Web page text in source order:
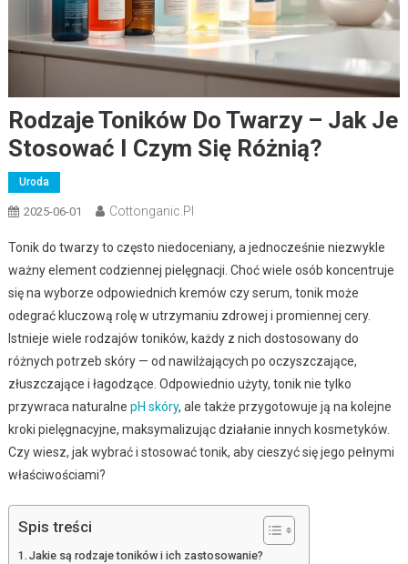
Rodzaje Toników Do Twarzy – Jak Je
Stosować I Czym Się Różnią?
Uroda
2025-06-01 Cottonganic.pl
Tonik do twarzy to często niedoceniany, a jednocześnie niezwykle
ważny element codziennej pielęgnacji. Choć wiele osób koncentruje
się na wyborze odpowiednich kremów czy serum, tonik może
odegrać kluczową rolę w utrzymaniu zdrowej i promiennej cery.
Istnieje wiele rodzajów toników, każdy z nich dostosowany do
różnych potrzeb skóry — od nawilżających po oczyszczające,
złuszczające i łagodzące. Odpowiednio użyty, tonik nie tylko
przywraca naturalne pH skóry, ale także przygotowuje ją na kolejne
kroki pielęgnacyjne, maksymalizując działanie innych kosmetyków.
Czy wiesz, jak wybrać i stosować tonik, aby cieszyć się jego pełnymi
właściwościami?
Spis treści
Jakie są rodzaje toników i ich zastosowanie?